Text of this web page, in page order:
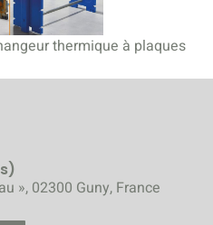
thermique à plaques
», 02300 Guny, France